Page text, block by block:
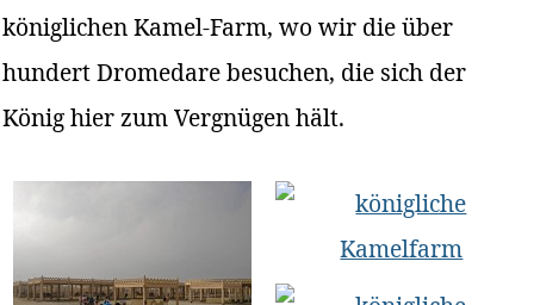
königlichen Kamel-Farm, wo wir die über
hundert Dromedare besuchen, die sich der
König hier zum Vergnügen hält.